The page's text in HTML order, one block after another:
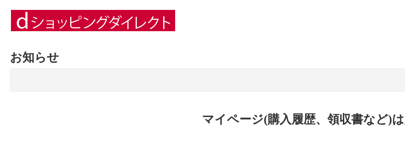
お知らせ
マイページ(購入履歴、領収書など)は